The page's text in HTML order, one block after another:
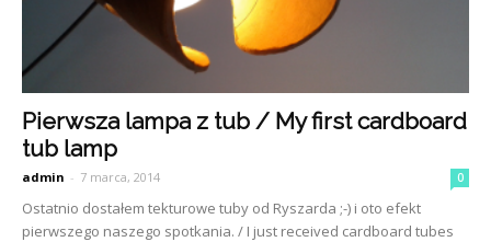
Pierwsza lampa z tub / My first cardboard
tub lamp
admin - 7 marca, 2014 0
Ostatnio dostałem tekturowe tuby od Ryszarda ;-) i oto efekt
pierwszego naszego spotkania. / I just received cardboard tubes